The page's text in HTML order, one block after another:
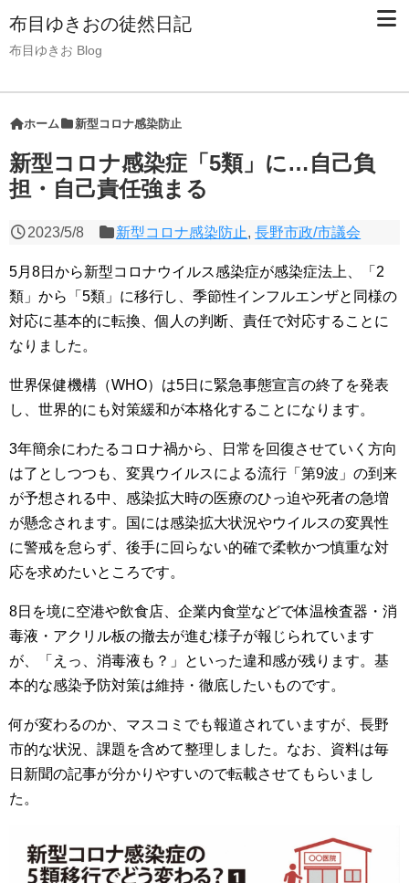
布目ゆきおの徒然日記
布目ゆきお Blog
ホーム 新型コロナ感染防止
新型コロナ感染症「5類」に…自己負
担・自己責任強まる
2023/5/8 新型コロナ感染防止,長野市政/市議会
5月8日から新型コロナウイルス感染症が感染症法上、「2
類」から「5類」に移行し、季節性インフルエンザと同様の
対応に基本的に転換、個人の判断、責任で対応することに
なりました。
世界保健機構（WHO）は5日に緊急事態宣言の終了を発表
し、世界的にも対策緩和が本格化することになります。
3年簡余にわたるコロナ禍から、日常を回復させていく方向
は了としつつも、変異ウイルスによる流行「第9波」の到来
が予想される中、感染拡大時の医療のひっ迫や死者の急増
が懸念されます。国には感染拡大状況やウイルスの変異性
に警戒を怠らず、後手に回らない的確で柔軟かつ慎重な対
応を求めたいところです。
8日を境に空港や飲食店、企業内食堂などで体温検査器・消
毒液・アクリル板の撤去が進む様子が報じられています
が、「えっ、消毒液も？」といった違和感が残ります。基
本的な感染予防対策は維持・徹底したいものです。
何が変わるのか、マスコミでも報道されていますが、長野
市的な状況、課題を含めて整理しました。なお、資料は毎
日新聞の記事が分かりやすいので転載させてもらいまし
た。